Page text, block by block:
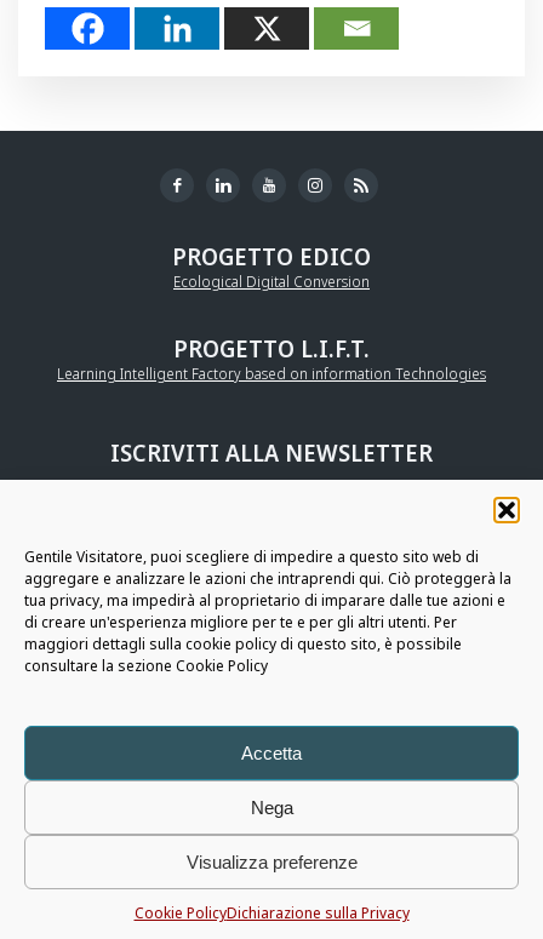
Gentile Visitatore, puoi scegliere di impedire a questo sito web di
aggregare e analizzare le azioni che intraprendi qui. Ciò proteggerà la
tua privacy, ma impedirà al proprietario di imparare dalle tue azioni e
di creare un'esperienza migliore per te e per gli altri utenti. Per
maggiori dettagli sulla cookie policy di questo sito, è possibile
consultare la sezione Cookie Policy
Accetta
Nega
Visualizza preferenze
Cookie PolicyDichiarazione sulla Privacy
PROGETTO EDICO
Ecological Digital Conversion
PROGETTO L.I.F.T.
Learning Intelligent Factory based on information Technologies
ISCRIVITI ALLA NEWSLETTER
RESTIAMO IN CONTATTO
Social Media Policy
Modello di Organizzazione, Gestione e Controllo ex D.LGS. 8 GIUGNO 2001 N.
|
231 di Auriga S.p.A - Allegato 1
P.I. 05566820725 - Capitale € 1.196.055 i.v. - R.E.A. 426675